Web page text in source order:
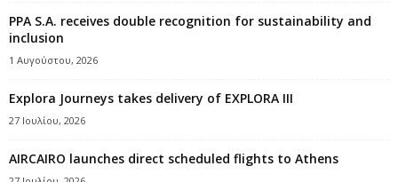
PPA S.A. receives double recognition for sustainability and
inclusion
1 Αυγούστου, 2026
Explora Journeys takes delivery of EXPLORA III
27 Ιουλίου, 2026
AIRCAIRO launches direct scheduled flights to Athens